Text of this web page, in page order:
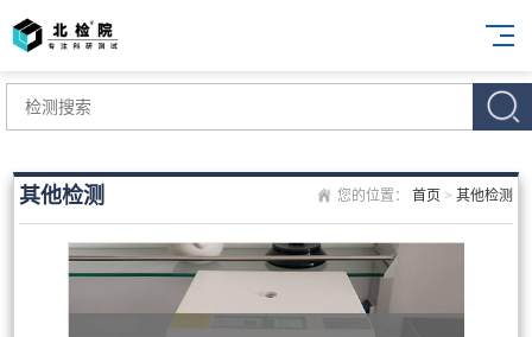
您的位置： 首页 > 其他检测
其他检测